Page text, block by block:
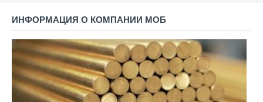
ИНФОРМАЦИЯ О КОМПАНИИ МОБ